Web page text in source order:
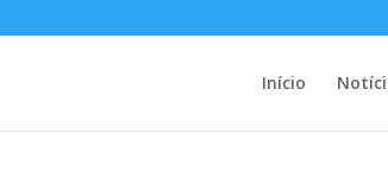
Início